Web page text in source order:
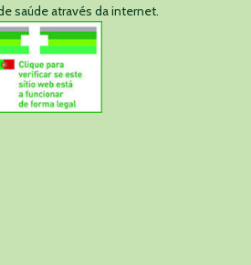
saúde através da internet.